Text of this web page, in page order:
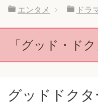
エンタメ
ドラ
「グッド・ド
グッドドク